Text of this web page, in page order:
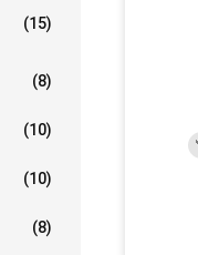
(15)
(8)
(10)
(10)
(8)